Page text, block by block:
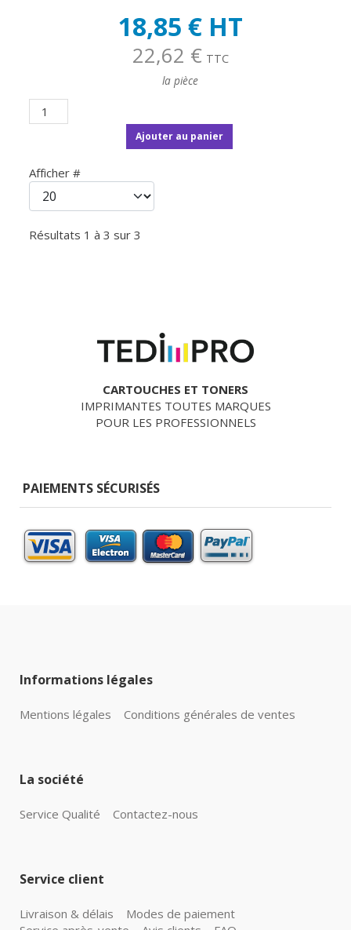
CARTOUCHES ET TONERS
IMPRIMANTES TOUTES MARQUES
POUR LES PROFESSIONNELS
PAIEMENTS SÉCURISÉS
18,85 € HT
22,62 € TTC
la pièce
Ajouter au panier
Afficher #
Résultats 1 à 3 sur 3
Informations légales
Mentions légales Conditions générales de ventes
La société
Service Qualité Contactez-nous
Service client
Livraison & délais
Modes de paiement